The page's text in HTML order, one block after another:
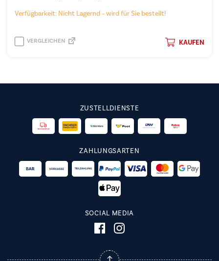
Verfügbarkeit: Nicht Lagernd – wird für Sie bestellt!
KAUFEN
VERGLEICHEN
ZUSTELLDIENSTE
ZAHLUNGSARTEN
SOCIAL MEDIA